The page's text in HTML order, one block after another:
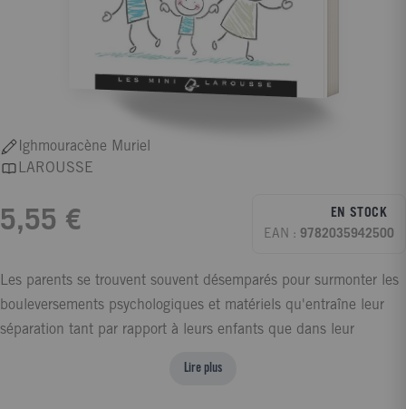
Ighmouracène Muriel
LAROUSSE
5,55 €
EN STOCK
EAN : 9782035942500
Les parents se trouvent souvent désemparés pour surmonter les
bouleversements psychologiques et matériels qu'entraîne leur
séparation tant par rapport à leurs enfants que dans leur
donnera les clés indispensables pour réussir la meilleure relation
Lire plus